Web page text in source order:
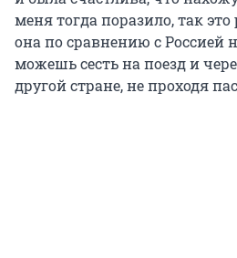
меня тогда поразило, так
она по сравнению с Россией
можешь сесть на поезд и
другой стране, не проходя